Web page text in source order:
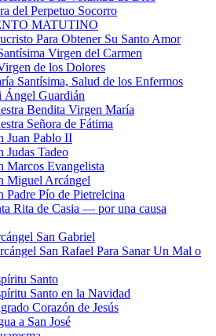
del Perpetuo Socorro
MATUTINO
Para Obtener Su Santo Amor
Virgen del Carmen
de los Dolores
Santísima, Salud de los Enfermos
Guardián
Bendita Virgen María
Señora de Fátima
Juan Pablo II
Judas Tadeo
Marcos Evangelista
Miguel Arcángel
Padre Pío de Pietrelcina
Rita de Casia — por una causa
San Gabriel
San Rafael Para Sanar Un Mal o
Santo
Santo en la Navidad
Corazón de Jesús
a San José